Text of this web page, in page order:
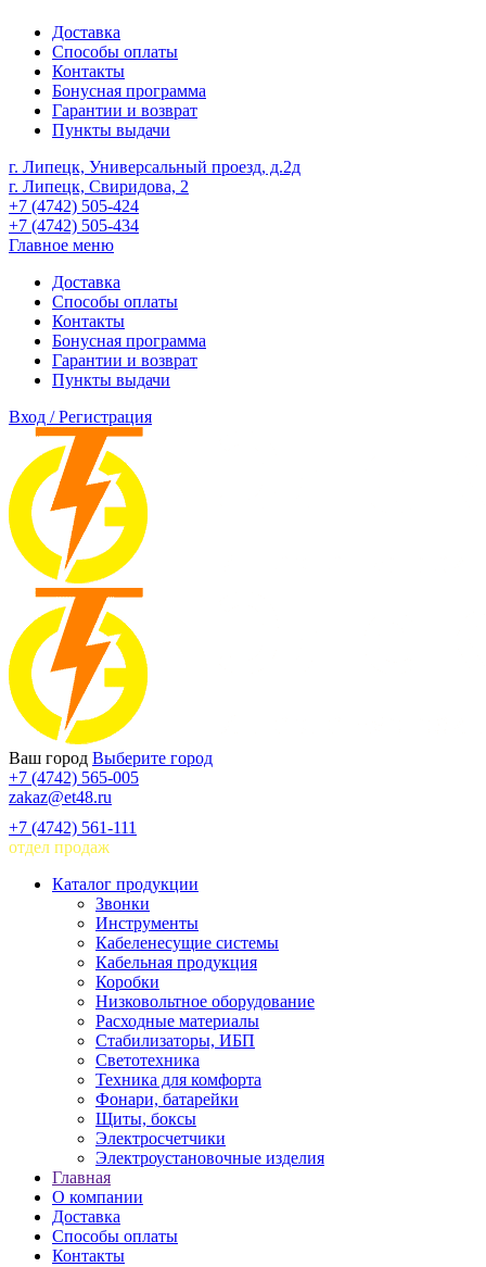
Доставка
Способы оплаты
Контакты
Бонусная программа
Гарантии и возврат
Пункты выдачи
г. Липецк, Универсальный проезд, д.2д
г. Липецк, Свиридова, 2
+7 (4742) 505-424
+7 (4742) 505-434
Главное меню
Доставка
Способы оплаты
Контакты
Бонусная программа
Гарантии и возврат
Пункты выдачи
Вход / Регистрация
Ваш город Выберите город
+7 (4742) 565-005
zakaz@et48.ru
+7 (4742) 561-111
отдел продаж
Каталог продукции
Звонки
Инструменты
Кабеленесущие системы
Кабельная продукция
Коробки
Низковольтное оборудование
Расходные материалы
Стабилизаторы, ИБП
Светотехника
Техника для комфорта
Фонари, батарейки
Щиты, боксы
Электросчетчики
Электроустановочные изделия
Главная
О компании
Доставка
Способы оплаты
Контакты